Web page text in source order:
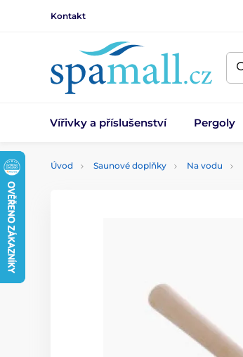
Kontakt
Vířivky a příslušenství Pergoly
Úvod Saunové doplňky Na vodu